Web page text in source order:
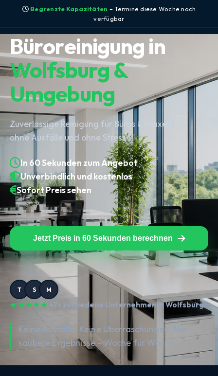
Begrenzte Kapazitäten – Termine diese Woche noch
verfügbar
Büroreinigung in
Wolfsburg &
Umgebung
Zuverlässige Reinigung für Büros & Praxen –
ohne Ausfälle und ohne Stress.
In 60 Sekunden zum Angebot
Unverbindlich und kostenlos
Sofort Preis sehen
Jetzt Preis in 60 Sekunden berechnen
T S M
★ ★ ★ ★ ★ 47+ zufriedene Unternehmen in Wolfsburg
Keine Ausfälle. Keine Überraschungen. Nur
saubere Ergebnisse – Woche für Woche.